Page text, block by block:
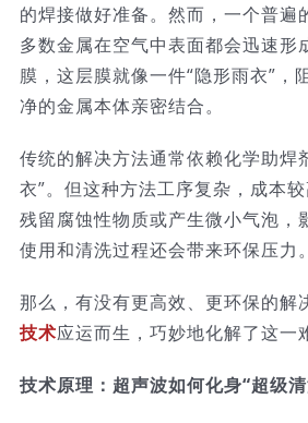
的焊接做好准备。然而，一个普遍
多数金属在空气中表面都会迅速形
膜，这层膜就像一件“隐形雨衣”，
净的金属本体亲密结合。
传统的解决方法通常依赖化学助焊
衣”。但这种方法工序复杂，成本
残留腐蚀性物质或产生微小气泡，
使用和清洗过程还会带来环保压力。
那么，有没有更高效、更环保的解
技术应运而生，巧妙地化解了这一
技术原理：超声波如何化身“超级清